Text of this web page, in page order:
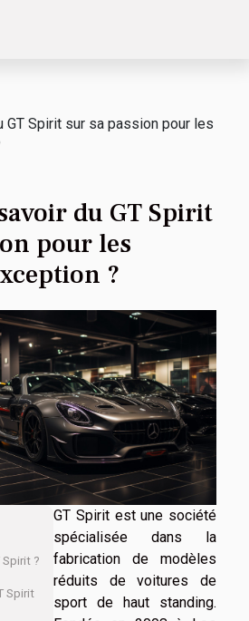
GT Spirit sur sa passion pour les
du GT Spirit
pour les
?
Spirit ?
Spirit
GT Spirit est une société
spécialisée dans la
fabrication de modèles
réduits de voitures de
sport de haut standing.